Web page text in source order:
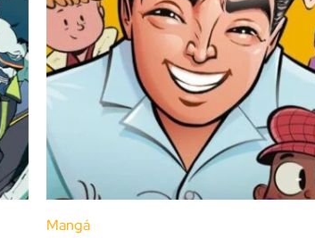
Mangá